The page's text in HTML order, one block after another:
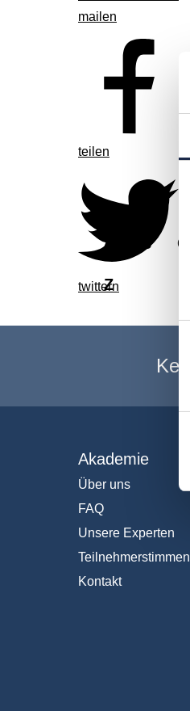
mailen
teilen
twittern
A B C
Z
Akademie
Über uns
FAQ
Unsere Experten
Teilnehmerstimmen
Kontakt